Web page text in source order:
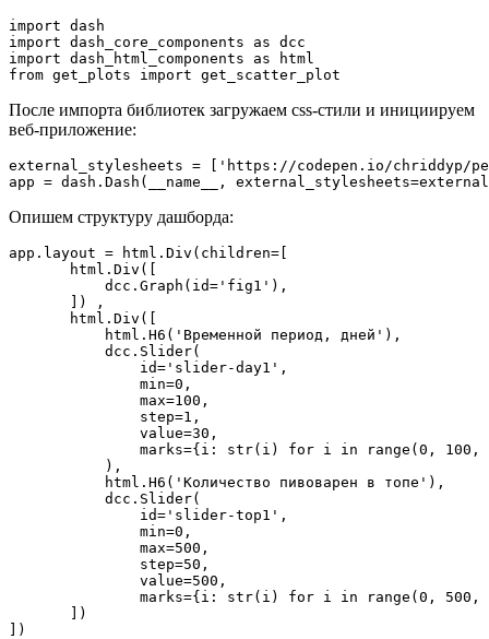
import dash
import dash_core_components as dcc
import dash_html_components as html
from get_plots import get_scatter_plot
После импорта библиотек загружаем css-стили и инициируем
веб-приложение:
external_stylesheets = ['https://codepen.io/chriddyp/
app = dash.Dash(__name__,
Опишем структуру дашборда:
app.layout = html.Div(children=[
       html.Div([
           dcc.Graph(id='fig1'),
       ]) ,
       html.Div([
           html.H6('Временной период, дней'),
           dcc.Slider(
               id='slider-day1',
               min=0,
               max=100,
               step=1,
               value=30,
marks={i: str(i) for i in range(0, 100,
           ),
           html.H6('Количество пивоварен в топе'),
           dcc.Slider(
               id='slider-top1',
               min=0,
               max=500,
               step=50,
               value=500,
marks={i: str(i) for i in range(0, 500,
       ])
])